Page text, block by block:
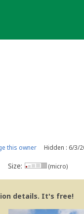
this owner Hidden : 6/3/
Size: (micro)
details. It's free!